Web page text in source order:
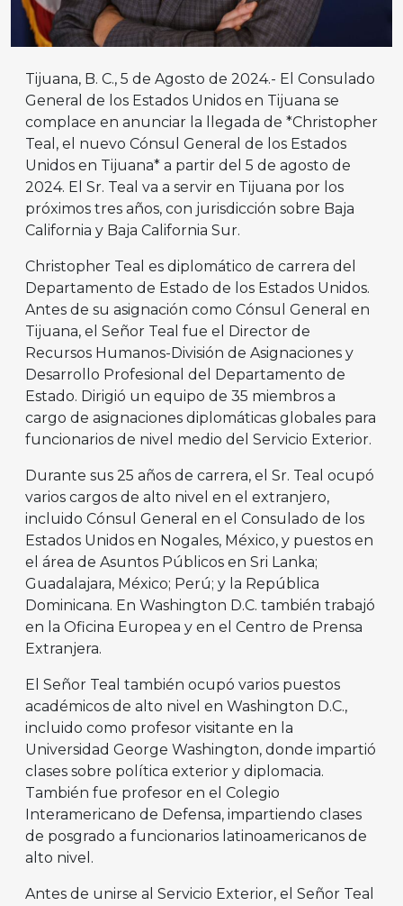
Tijuana, B. C., 5 de Agosto de 2024.- El Consulado
General de los Estados Unidos en Tijuana se
complace en anunciar la llegada de *Christopher
Teal, el nuevo Cónsul General de los Estados
Unidos en Tijuana* a partir del 5 de agosto de
2024. El Sr. Teal va a servir en Tijuana por los
próximos tres años, con jurisdicción sobre Baja
California y Baja California Sur.
Christopher Teal es diplomático de carrera del
Departamento de Estado de los Estados Unidos.
Antes de su asignación como Cónsul General en
Tijuana, el Señor Teal fue el Director de
Recursos Humanos-División de Asignaciones y
Desarrollo Profesional del Departamento de
Estado. Dirigió un equipo de 35 miembros a
cargo de asignaciones diplomáticas globales para
funcionarios de nivel medio del Servicio Exterior.
Durante sus 25 años de carrera, el Sr. Teal ocupó
varios cargos de alto nivel en el extranjero,
incluido Cónsul General en el Consulado de los
Estados Unidos en Nogales, México, y puestos en
el área de Asuntos Públicos en Sri Lanka;
Guadalajara, México; Perú; y la República
Dominicana. En Washington D.C. también trabajó
en la Oficina Europea y en el Centro de Prensa
Extranjera.
El Señor Teal también ocupó varios puestos
académicos de alto nivel en Washington D.C.,
incluido como profesor visitante en la
Universidad George Washington, donde impartió
clases sobre política exterior y diplomacia.
También fue profesor en el Colegio
Interamericano de Defensa, impartiendo clases
de posgrado a funcionarios latinoamericanos de
alto nivel.
Antes de unirse al Servicio Exterior, el Señor Teal